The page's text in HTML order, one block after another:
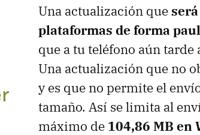
Una actualización que
plataformas de forma
que a tu teléfono aún
Una actualización que no
y es que no permite el
tamaño. Así se limita al
máximo de 104,86 MB en